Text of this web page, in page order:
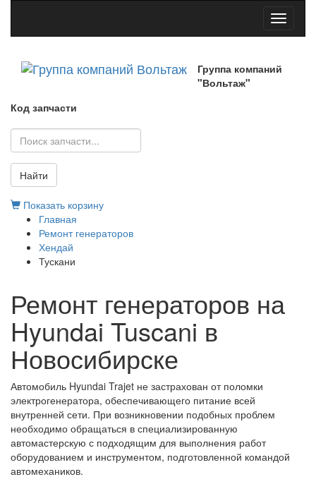
Toggle
Группа компаний
"Вольтаж"
Код запчасти
Найти
Показать корзину
Главная
Ремонт генераторов
Хендай
Тускани
Ремонт генераторов на
Hyundai Tuscani в
Новосибирске
Автомобиль Hyundai Trajet не застрахован от поломки
электрогенератора, обеспечивающего питание всей
внутренней сети. При возникновении подобных проблем
необходимо обращаться в специализированную
автомастерскую с подходящим для выполнения работ
оборудованием и инструментом, подготовленной командой
автомехаников.